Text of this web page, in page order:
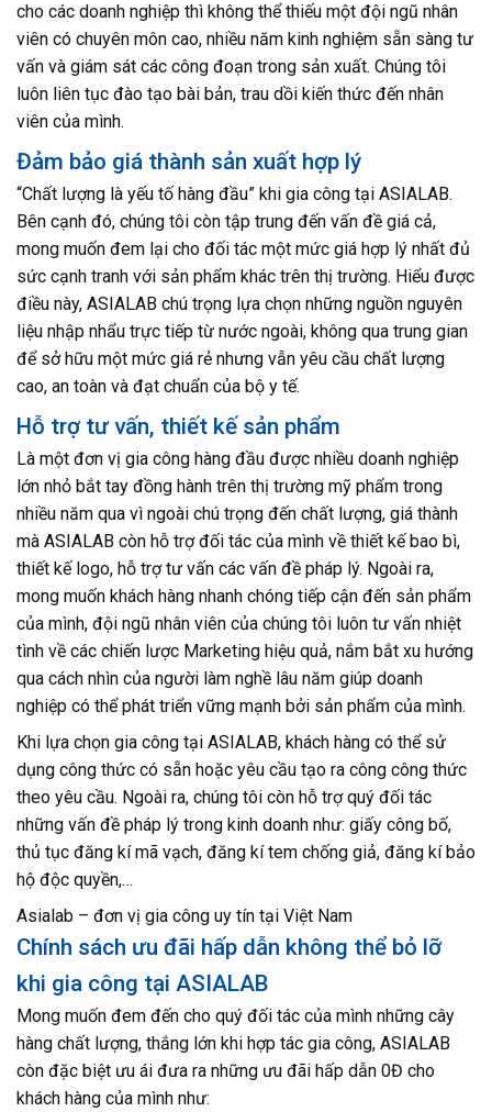
cho các doanh nghiệp thì không thể thiếu một đội ngũ nhân
viên có chuyên môn cao, nhiều năm kinh nghiệm sẵn sàng tư
vấn và giám sát các công đoạn trong sản xuất. Chúng tôi
luôn liên tục đào tạo bài bản, trau dồi kiến thức đến nhân
viên của mình.
Đảm bảo giá thành sản xuất hợp lý
“Chất lượng là yếu tố hàng đầu” khi gia công tại ASIALAB.
Bên cạnh đó, chúng tôi còn tập trung đến vấn đề giá cả,
mong muốn đem lại cho đối tác một mức giá hợp lý nhất đủ
sức cạnh tranh với sản phẩm khác trên thị trường. Hiểu được
điều này, ASIALAB chú trọng lựa chọn những nguồn nguyên
liệu nhập nhẩu trực tiếp từ nước ngoài, không qua trung gian
để sở hữu một mức giá rẻ nhưng vẫn yêu cầu chất lượng
cao, an toàn và đạt chuẩn của bộ y tế.
Hỗ trợ tư vấn, thiết kế sản phẩm
Là một đơn vị gia công hàng đầu được nhiều doanh nghiệp
lớn nhỏ bắt tay đồng hành trên thị trường mỹ phẩm trong
nhiều năm qua vì ngoài chú trọng đến chất lượng, giá thành
mà ASIALAB còn hỗ trợ đối tác của mình về thiết kế bao bì,
thiết kế logo, hỗ trợ tư vấn các vấn đề pháp lý. Ngoài ra,
mong muốn khách hàng nhanh chóng tiếp cận đến sản phẩm
của mình, đội ngũ nhân viên của chúng tôi luôn tư vấn nhiệt
tình về các chiến lược Marketing hiệu quả, nắm bắt xu hướng
qua cách nhìn của người làm nghề lâu năm giúp doanh
nghiệp có thể phát triển vững mạnh bởi sản phẩm của mình.
Khi lựa chọn gia công tại ASIALAB, khách hàng có thể sử
dụng công thức có sẵn hoặc yêu cầu tạo ra công công thức
theo yêu cầu. Ngoài ra, chúng tôi còn hỗ trợ quý đối tác
những vấn đề pháp lý trong kinh doanh như: giấy công bố,
thủ tục đăng kí mã vạch, đăng kí tem chống giả, đăng kí bảo
hộ độc quyền,…
Asialab – đơn vị gia công uy tín tại Việt Nam
Chính sách ưu đãi hấp dẫn không thể bỏ lỡ
khi gia công tại ASIALAB
Mong muốn đem đến cho quý đối tác của mình những cây
hàng chất lượng, thắng lớn khi hợp tác gia công, ASIALAB
còn đặc biệt ưu ái đưa ra những ưu đãi hấp dẫn 0Đ cho
khách hàng của mình như: